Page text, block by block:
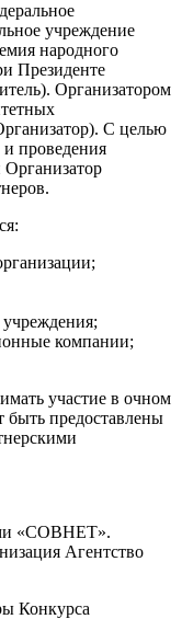
учреждение
народного
Президенте
Организатором
С целью
проведения
учреждения;
компании;
участие в очном
быть предоставлены
«СОВНЕТ».
Агентство
Конкурса